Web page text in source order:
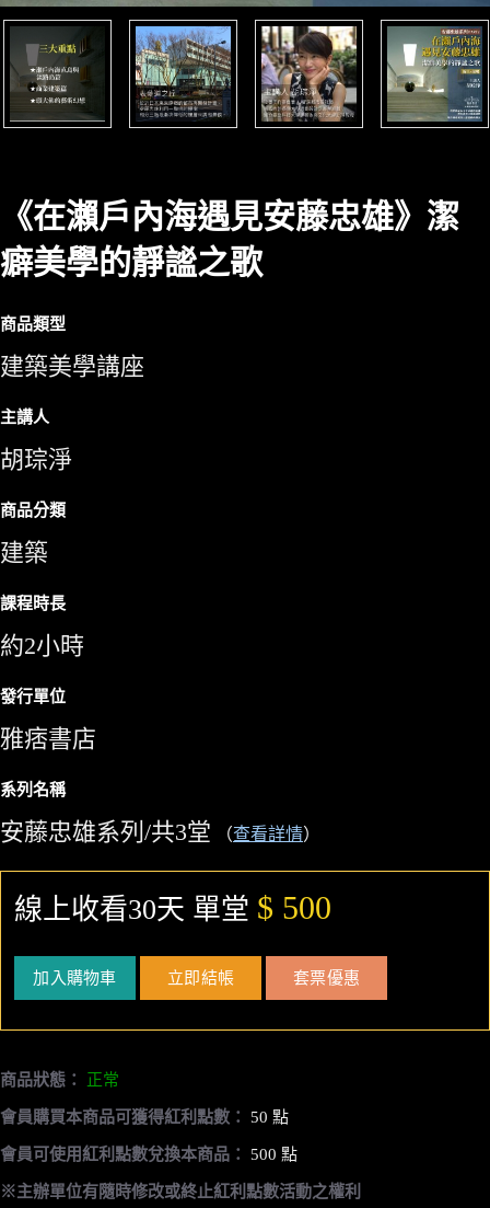
《在瀨戶內海遇見安藤忠雄》潔
癖美學的靜謐之歌
商品類型
建築美學講座
主講人
胡琮淨
商品分類
建築
課程時長
約2小時
發行單位
雅痞書店
系列名稱
安藤忠雄系列/共3堂 （查看詳情）
線上收看30天 單堂 $ 500
加入購物車 立即結帳 套票優惠
商品狀態： 正常
會員購買本商品可獲得紅利點數： 50 點
會員可使用紅利點數兌換本商品： 500 點
※主辦單位有隨時修改或終止紅利點數活動之權利